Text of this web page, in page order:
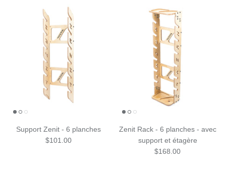
Support Zenit - 6 planches
$101.00
Zenit Rack - 6 planches - avec
support et étagère
$168.00